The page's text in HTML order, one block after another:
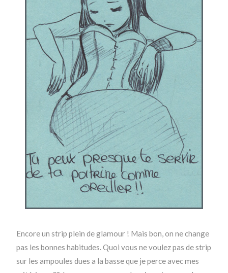
Encore un strip plein de glamour ! Mais bon, on ne change
pas les bonnes habitudes. Quoi vous ne voulez pas de strip
sur les ampoules dues a la basse que je perce avec mes